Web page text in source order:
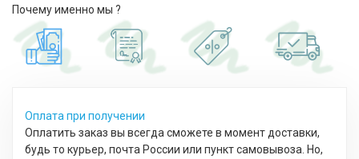
Почему именно мы ?
Оплата при получении
Оплатить заказ вы всегда сможете в момент доставки,
будь то курьер, почта России или пункт самовывоза. Но,